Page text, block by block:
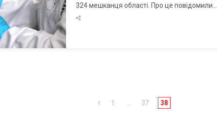
324 мешканця області. Про це повідомили…
1 … 37 38